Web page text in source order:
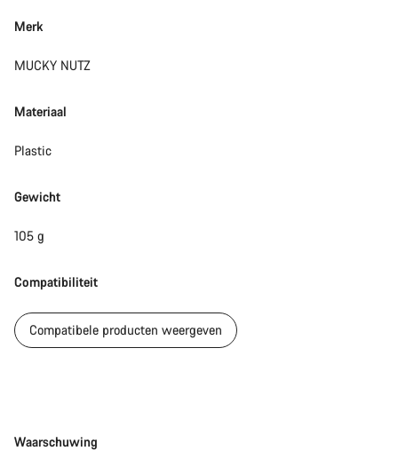
Merk
MUCKY NUTZ
Materiaal
Plastic
Gewicht
105 g
Compatibiliteit
Compatibele producten weergeven
Disclaimer
Waarschuwing